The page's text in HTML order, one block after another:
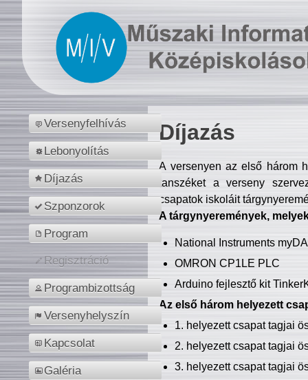
Versenyfelhívás
Lebonyolítás
Díjazás
Szponzorok
Program
Regisztráció
Programbizottság
Versenyhelyszín
Kapcsolat
Galéria
Díjazás
A versenyen az első három
tanszéket a verseny
csapatok iskoláit
A tárgynyeremények,
National Instruments
OMRON CP1LE PLC
Arduino fejlesztő kit
Az első három helyezett
1. helyezett csapat tagjai
2. helyezett csapat tagjai
3. helyezett csapat tagjai